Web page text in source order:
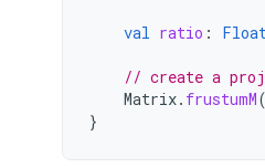
val ratio : Float
// create a
Matrix. frustumM(
}